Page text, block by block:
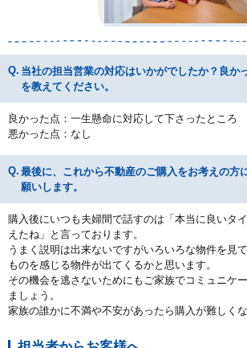
当社の担当営業の対応はいかがでしたか？良か
を教えてください。
良かった点：一生懸命に対応して下さったところ
悪かった点：なし
最後に、これから不動産のご購入をお考えの方
願いします。
購入後にいつも夫婦間で話すのは「本当に良いタ
えたね」と言っております。
うまく説明は出来ないですがいろいろな物件を見
ものを感じる物件が出てくるかと思います。
その機会を逃さないためにもご家族でコミュニケ
ましょう。
家族の誰かに不満や不安があったら購入が難しくな